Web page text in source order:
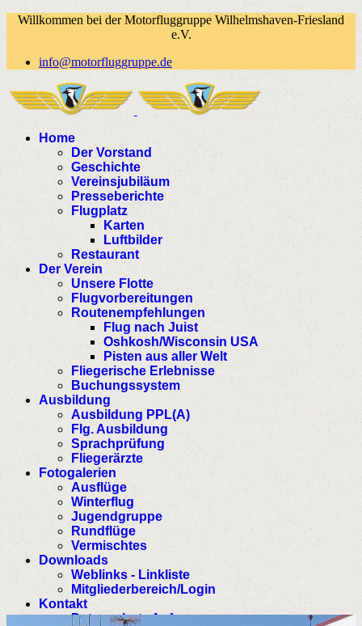
Willkommen bei der Motorfluggruppe Wilhelmshaven-Friesland
e.V.
info@motorfluggruppe.de
Home
Der Vorstand
Geschichte
Vereinsjubiläum
Presseberichte
Flugplatz
Karten
Luftbilder
Restaurant
Der Verein
Unsere Flotte
Flugvorbereitungen
Routenempfehlungen
Flug nach Juist
Oshkosh/Wisconsin USA
Pisten aus aller Welt
Fliegerische Erlebnisse
Buchungssystem
Ausbildung
Ausbildung PPL(A)
Flg. Ausbildung
Sprachprüfung
Fliegerärzte
Fotogalerien
Ausflüge
Winterflug
Jugendgruppe
Rundflüge
Vermischtes
Downloads
Weblinks - Linkliste
Mitgliederbereich/Login
Kontakt
Datenschutz Anfrage